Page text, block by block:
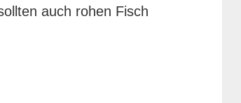
auch rohen Fisch